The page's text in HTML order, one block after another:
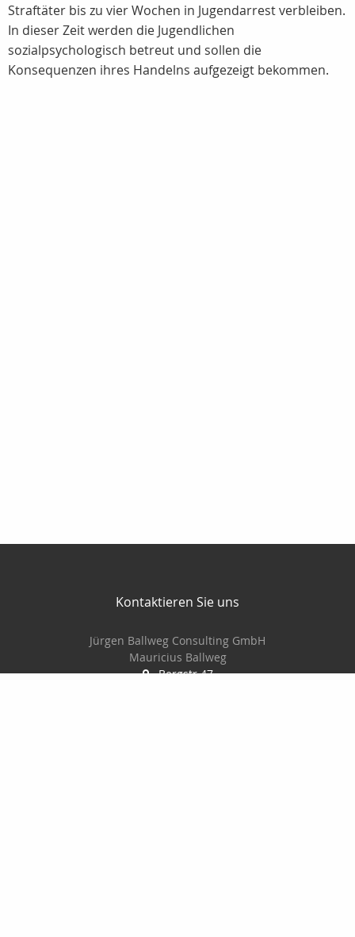
Straftäter bis zu vier Wochen in Jugendarrest verbleiben.
In dieser Zeit werden die Jugendlichen
sozialpsychologisch betreut und sollen die
Konsequenzen ihres Handelns aufgezeigt bekommen.
Kontaktieren Sie uns
Jürgen Ballweg Consulting GmbH
Mauricius Ballweg
Bergstr.47